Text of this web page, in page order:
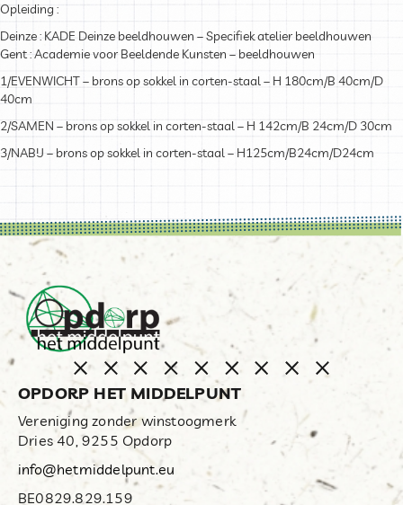
Opleiding :
Deinze : KADE Deinze beeldhouwen – Specifiek atelier beeldhouwen
Gent : Academie voor Beeldende Kunsten – beeldhouwen
1/EVENWICHT – brons op sokkel in corten-staal – H 180cm/B 40cm/D
40cm
2/SAMEN – brons op sokkel in corten-staal – H 142cm/B 24cm/D 30cm
3/NABIJ – brons op sokkel in corten-staal – H125cm/B24cm/D24cm
OPDORP HET MIDDELPUNT
Vereniging zonder winstoogmerk
Dries 40, 9255 Opdorp
info@hetmiddelpunt.eu
BE0829.829.159